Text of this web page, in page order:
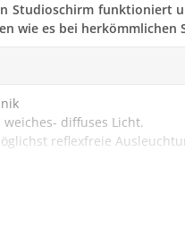
Studioschirm
wie es bei herkömmlichen
diffuses Licht.
reflexfreie
werden.
werden, der noch